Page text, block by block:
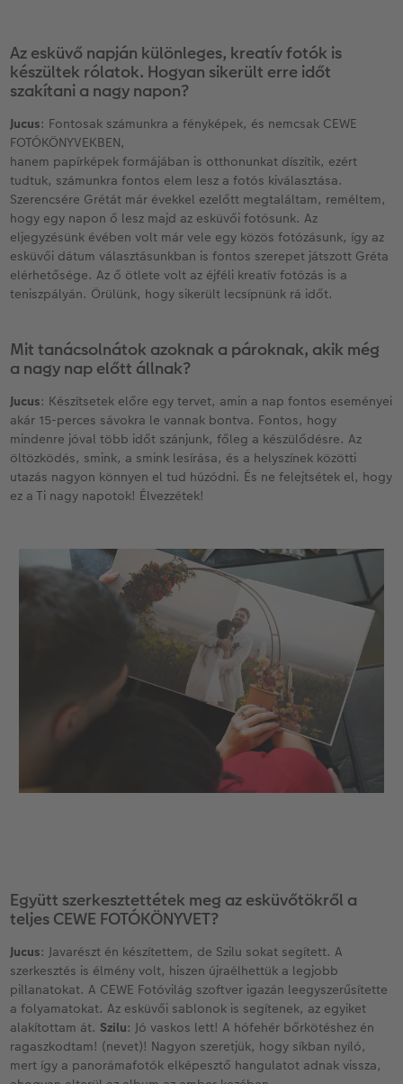
Az esküvő napján különleges, kreatív fotók is
készültek rólatok. Hogyan sikerült erre időt
szakítani a nagy napon?
Jucus: Fontosak számunkra a fényképek, és nemcsak CEWE
FOTÓKÖNYVEKBEN,
hanem papírképek formájában is otthonunkat díszítik, ezért
tudtuk, számunkra fontos elem lesz a fotós kiválasztása.
Szerencsére Grétát már évekkel ezelőtt megtaláltam, reméltem,
hogy egy napon ő lesz majd az esküvői fotósunk. Az
eljegyzésünk évében volt már vele egy közös fotózásunk, így az
esküvői dátum választásunkban is fontos szerepet játszott Gréta
elérhetősége. Az ő ötlete volt az éjféli kreatív fotózás is a
teniszpályán. Örülünk, hogy sikerült lecsípnünk rá időt.
Mit tanácsolnátok azoknak a pároknak, akik még
a nagy nap előtt állnak?
Jucus: Készítsetek előre egy tervet, amin a nap fontos eseményei
akár 15-perces sávokra le vannak bontva. Fontos, hogy
mindenre jóval több időt szánjunk, főleg a készülődésre. Az
öltözködés, smink, a smink lesírása, és a helyszínek közötti
utazás nagyon könnyen el tud húzódni. És ne felejtsétek el, hogy
ez a Ti nagy napotok! Élvezzétek!
Együtt szerkesztettétek meg az esküvőtökről a
teljes CEWE FOTÓKÖNYVET?
Jucus: Javarészt én készítettem, de Szilu sokat segített. A
szerkesztés is élmény volt, hiszen újraélhettük a legjobb
pillanatokat. A CEWE Fotóvilág szoftver igazán leegyszerűsítette
a folyamatokat. Az esküvői sablonok is segítenek, az egyiket
alakítottam át. Szilu: Jó vaskos lett! A hófehér bőrkötéshez én
ragaszkodtam! (nevet)! Nagyon szeretjük, hogy síkban nyíló,
mert így a panorámafotók elképesztő hangulatot adnak vissza,